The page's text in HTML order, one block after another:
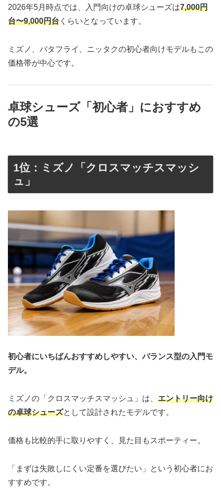
2026年5月時点では、入門向けの卓球シューズは7,000円
台〜9,000円台 くらいとなっています。
ミズノ、バタフライ、ニッタクの初心者向けモデルもこの
価格帯が中心です。
卓球シューズ「初心者」におすすめ
の5選
1位：ミズノ「クロスマッチスマッシ
ュ」
初心者にいちばんおすすめしやすい、バランス型の入門モ
デル。
ミズノの「クロスマッチスマッシュ」は、 エントリー向け
の卓球シューズとして設計されたモデルです。
価格も比較的手に取りやすく、見た目もスポーティー。
「まずは失敗しにくい定番を選びたい」という初心者にお
すすめです。